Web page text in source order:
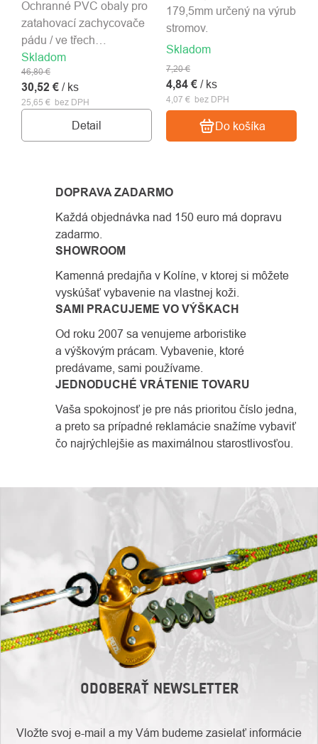
Skladom
25,65 € bez DPH
46,80 €
30,52 € / ks
Detail
Ochranné PVC obaly pro
zatahovací zachycovače
pádu / ve třech
velikostech
Skladom
4,07 € bez DPH
7,20 €
4,84 € / ks
Do košíka
179,5mm určený na výrub
stromov.
DOPRAVA ZADARMO
Každá objednávka nad 150 euro má dopravu
zadarmo.
SHOWROOM
Kamenná predajňa v Kolíne, v ktorej si môžete
vyskúšať vybavenie na vlastnej koži.
SAMI PRACUJEME VO VÝŠKACH
Od roku 2007 sa venujeme arboristike
a výškovým prácam. Vybavenie, ktoré
predávame, sami používame.
JEDNODUCHÉ VRÁTENIE TOVARU
Vaša spokojnosť je pre nás prioritou číslo jedna,
a preto sa prípadné reklamácie snažíme vybaviť
čo najrýchlejšie as maximálnou starostlivosťou.
ODOBERAŤ NEWSLETTER
Vložte svoj e-mail a my Vám budeme zasielať informácie